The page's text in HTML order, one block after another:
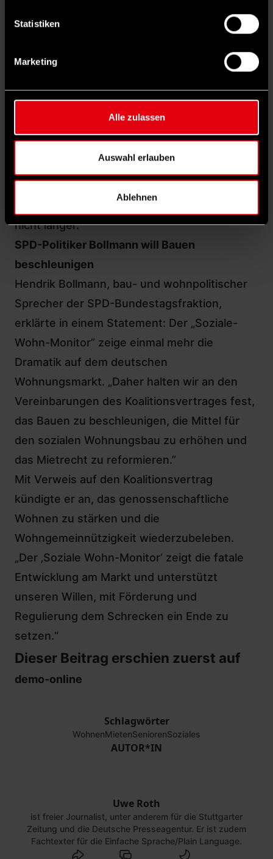
Statistiken
Marketing
Alle zulassen
Auswahl erlauben
Ablehnen
Baustandards. Als Vorbild gelten Projekte in
Schleswig-Holstein, wo mit dem Prinzip des
„erleichterten Bauens“ kostengünstige
Sozialwohnungen entstehen.
Kurswechsel droht sich die Wohnungsnot
Bündnis formuliert: Die Warnsignale seien
unübersehbar – ignorieren dürfe sie die Politik
nicht länger.
SPD-Politiker Bollmann will Bauen
beschleunigen
Hendrik Bollmann, bau- und wohnpolitischer
Sprecher der SPD-Bundestagsfraktion,
erklärte in einem Statement: Der „Soziale-
Wohn-Monitor” zeige einmal mehr die
Dramatik auf dem deutschen
Wohnungsmarkt. „Daher halten wir an den
Vereinbarungen des Koalitionsvertrages fest,
das Bauen zu beschleunigen, die Mittel für
den sozialen Wohnungsbau zu erhöhen und
das Mietrecht zu reformieren.”
Mit Verweis auf den Koalitionsvertrag
kündigte er an, das genossenschaftliche
Wohnen zu stärken und die
Wohngemeinnützigkeit wiederzubeleben.
„Der ‚Soziale Wohn-Monitor‘ zeigt die fatale
Entwicklung am Markt und unterstützt
unseren Willen, mit Förderung und
Regulierung dem Schrecken ein Ende zu
setzen.“
Dieser Beitrag erschien zuerst auf
demo-online
Schlagwörter
WohnenMietenSeniorenSoziales
AUTOR*IN
Uwe Roth
ist freier Journalist, unter anderem für die Stuttgarter
Zeitung und die Deutsche Presseagentur. Er ist zudem
Fachtexter für die Einfache Sprache/Plain Language.